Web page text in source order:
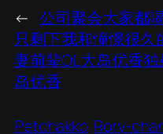
← 公司聚会大家都
只剩下我和憧憬很久
妻前辈OL大岛优香独
岛优香
Petchakko Rory-